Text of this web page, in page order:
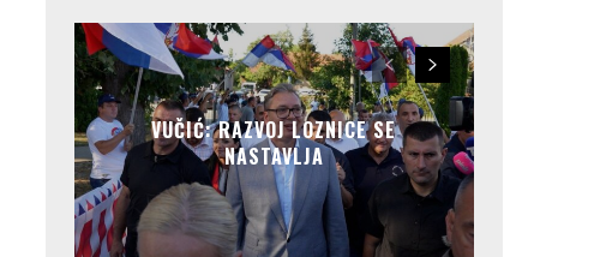
VUČIĆ: RAZVOJ LOZNICE SE
NASTAVLJA